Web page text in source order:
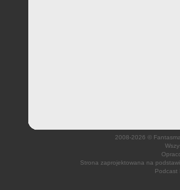
2008-2026 ©
Strona zaprojektowana na
Podcast